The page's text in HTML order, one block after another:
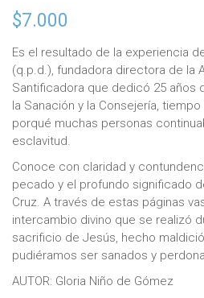
$7.000
Es el resultado de la experiencia
(q.p.d.), fundadora directora de la
Santificadora que dedicó 25 años
la Sanación y la Consejería,
porqué muchas personas
esclavitud.
Conoce con claridad y
pecado y el profundo significado
Cruz. A través de estas páginas
intercambio divino que se realizó
sacrificio de Jesús, hecho
pudiéramos ser sanados y
AUTOR: Gloria Niño de Gómez